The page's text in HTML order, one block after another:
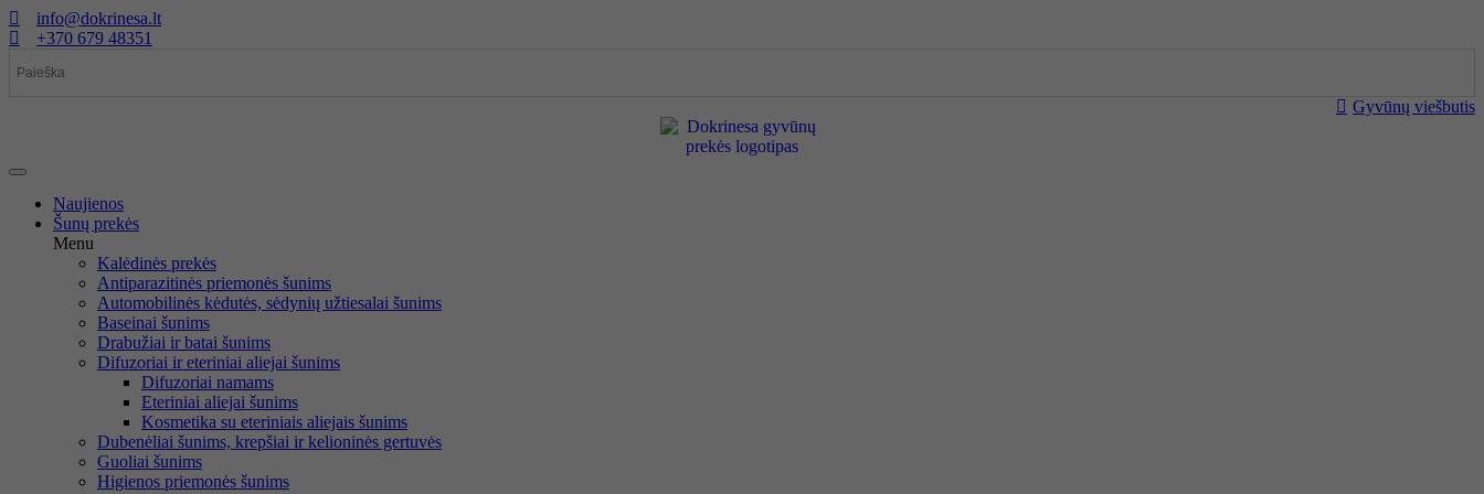
Eiti
prie
info@dokrinesa.lt
+370 679 48351
Gyvūnų viešbutis
Naujienos
Šunų prekės
Menu
Kalėdinės prekės
Antiparazitinės priemonės šunims
Automobilinės kėdutės, sėdynių užtiesalai šunims
Baseinai šunims
Drabužiai ir batai šunims
Difuzoriai ir eteriniai aliejai šunims
Difuzoriai namams
Eteriniai aliejai šunims
Kosmetika su eteriniais aliejais šunims
Dubenėliai šunims, krepšiai ir kelioninės gertuvės
Guoliai šunims
Higienos priemonės šunims